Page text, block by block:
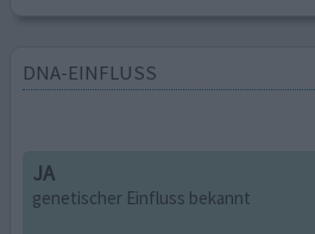
DNA-EINFLUSS
JA
genetischer Einfluss bekannt